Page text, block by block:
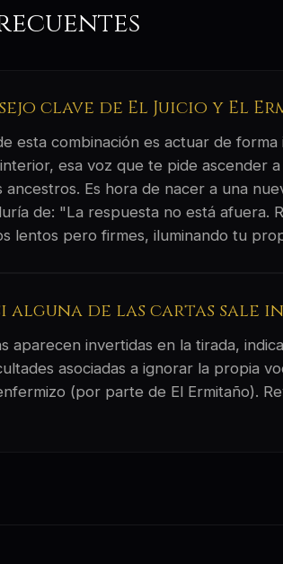
clave de El Juicio y El
esta combinación es actuar de
esa voz que te pide ascender
Es hora de nacer a una
de: "La respuesta no está afuera.
lentos pero firmes, iluminando tu
alguna de las cartas sale
aparecen invertidas en la tirada,
asociadas a ignorar la propia
(por parte de El Ermitaño).